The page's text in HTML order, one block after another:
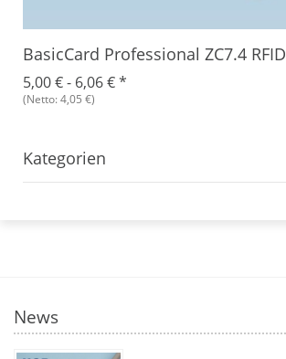
BasicCard Professional ZC7.4 RFID
5,00 € - 6,06 €*
(Netto: 4,05 €)
Kategorien
News